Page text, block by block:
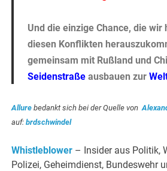
Und die einzige Chance, die wir
diesen Konflikten
gemeinsam mit Rußland und
Seidenstraßeausbauen zur
Allure bedankt sich bei der Quelle von
auf:brdschwindel
Whistleblower – Insider aus Politik,
Polizei, Geheimdienst, Bundeswehr